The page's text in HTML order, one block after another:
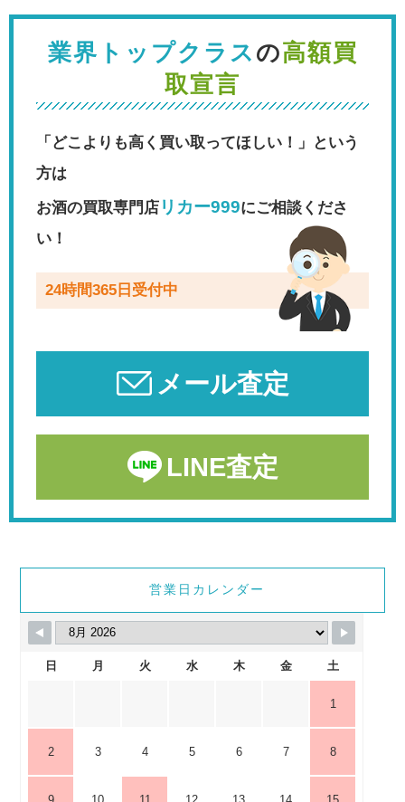
業界トップクラス の高額買
取宣言
「どこよりも高く買い取ってほしい！」という
方は
お酒の買取専門店 リカー999にご相談くださ
い！
24時間365日受付中
メール査定
LINE査定
営業日カレンダー
日 月 火 水 木 金 土
1
2 3 4 5 6 7 8